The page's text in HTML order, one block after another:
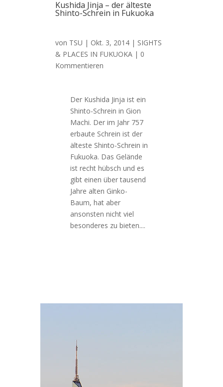
Kushida Jinja – der älteste
Shinto-Schrein in Fukuoka
von TSU | Okt. 3, 2014| SIGHTS
& PLACES IN FUKUOKA| 0
Kommentieren
Der Kushida Jinja ist ein
Shinto-Schrein in Gion
Machi. Der im Jahr 757
erbaute Schrein ist der
älteste Shinto-Schrein in
Fukuoka. Das Gelände
ist recht hübsch und es
gibt einen über tausend
Jahre alten Ginko-
Baum, hat aber
ansonsten nicht viel
besonderes zu bieten....